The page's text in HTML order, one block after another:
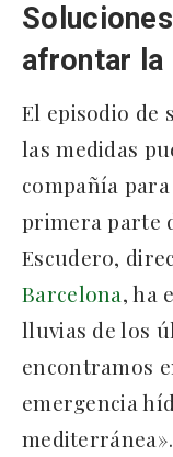
afrontar la
El episodio de
las medidas
compañía
primera parte
Escudero,
Barcelona, ha
lluvias de los
encontramos
emergencia